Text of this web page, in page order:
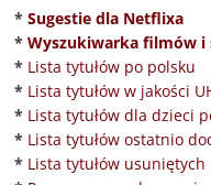
* Sugestie dla Netflixa
* Wyszukiwarka filmów i
* Lista tytułów po polsku
* Lista tytułów w jakości
* Lista tytułów dla dzieci
* Lista tytułów ostatnio
* Lista tytułów usuniętych